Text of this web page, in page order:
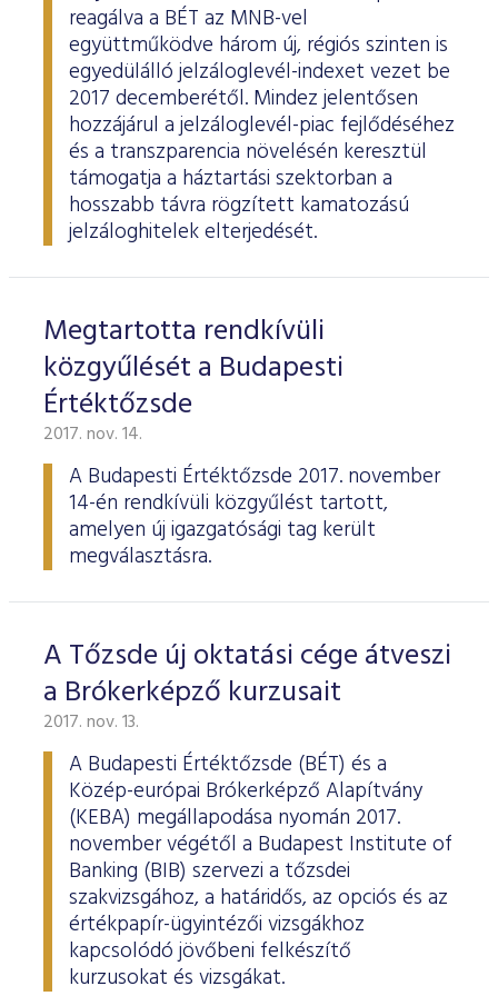
reagálva a BÉT az MNB-vel
együttműködve három új, régiós szinten is
egyedülálló jelzáloglevél-indexet vezet be
2017 decemberétől. Mindez jelentősen
hozzájárul a jelzáloglevél-piac fejlődéséhez
és a transzparencia növelésén keresztül
támogatja a háztartási szektorban a
hosszabb távra rögzített kamatozású
jelzáloghitelek elterjedését.
Megtartotta rendkívüli
közgyűlését a Budapesti
Értéktőzsde
2017. nov. 14.
A Budapesti Értéktőzsde 2017. november
14-én rendkívüli közgyűlést tartott,
amelyen új igazgatósági tag került
megválasztásra.
A Tőzsde új oktatási cége átveszi
a Brókerképző kurzusait
2017. nov. 13.
A Budapesti Értéktőzsde (BÉT) és a
Közép-európai Brókerképző Alapítvány
(KEBA) megállapodása nyomán 2017.
november végétől a Budapest Institute of
Banking (BIB) szervezi a tőzsdei
szakvizsgához, a határidős, az opciós és az
értékpapír-ügyintézői vizsgákhoz
kapcsolódó jövőbeni felkészítő
kurzusokat és vizsgákat.